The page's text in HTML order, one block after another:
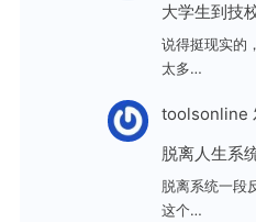
大学生到技
说得挺现实的
太多…
toolsonline
脱离人生系
脱离系统一段
这个…